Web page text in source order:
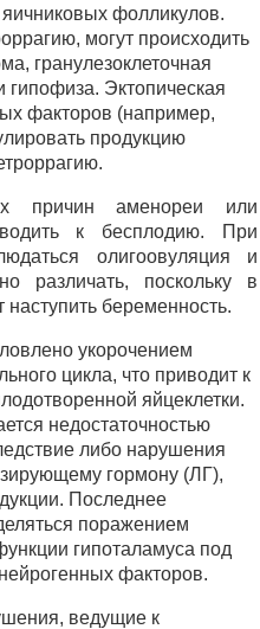
фолликулов.
могут происходить
гранулезоклеточная
гипофиза. Эктопическая
факторов (например,
продукцию
причин аменореи или
к бесплодию. При
олигоовуляция и
различать, поскольку в
беременность.
укорочением
цикла, что приводит к
яйцеклетки.
недостаточностью
либо нарушения
гормону (ЛГ),
Последнее
поражением
гипоталамуса под
факторов.
ведущие к